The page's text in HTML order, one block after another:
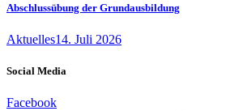
Abschlussübung der Grundausbildung
Aktuelles14. Juli 2026
Social Media
Facebook